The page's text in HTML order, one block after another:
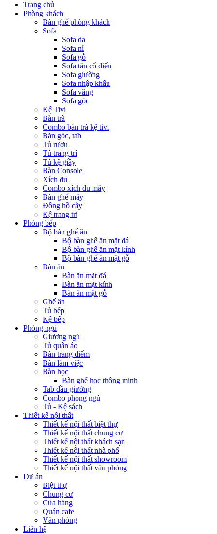
Trang chủ
Phòng khách
Bàn ghế phòng khách
Sofa
Sofa da
Sofa nỉ
Sofa gỗ
Sofa tân cổ điển
Sofa giường
Sofa nhập khẩu
Sofa văng
Sofa góc
Kệ Tivi
Bàn trà
Combo bàn trà kệ tivi
Bàn góc, tab
Tủ rượu
Tủ trang trí
Tủ kệ giầy
Bàn Console
Xích đu
Combo xích đu mây
Bàn ghế mây
Đồng hồ cây
Kệ trang trí
Phòng bếp
Bộ bàn ghế ăn
Bộ bàn ghế ăn mặt đá
Bộ bàn ghế ăn mặt kính
Bộ bàn ghế ăn mặt gỗ
Bàn ăn
Bàn ăn mặt đá
Bàn ăn mặt kính
Bàn ăn mặt gỗ
Ghế ăn
Tủ bếp
Kệ bếp
Phòng ngủ
Giường ngủ
Tủ quần áo
Bàn trang điểm
Bàn làm việc
Bàn học
Bàn ghế học thông minh
Tab đầu giường
Combo phòng ngủ
Tủ - Kệ sách
Thiết kế nội thất
Thiết kế nội thất biệt thự
Thiết kế nội thất chung cư
Thiết kế nội thất khách sạn
Thiết kế nội thất nhà phố
Thiết kế nội thất showroom
Thiết kế nội thất văn phòng
Dự án
Biệt thự
Chung cư
Cửa hàng
Quán cafe
Văn phòng
Liên hệ